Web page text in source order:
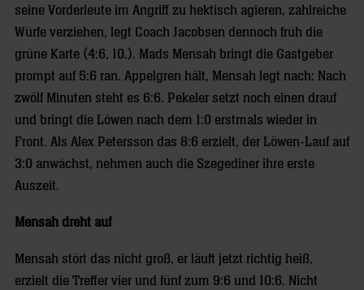
seine Vorderleute im Angriff zu hektisch agieren, zahlreiche
Würfe verziehen, legt Coach Jacobsen dennoch früh die
grüne Karte (4:6, 10.). Mads Mensah bringt die Gastgeber
prompt auf 5:6 ran. Appelgren hält, Mensah legt nach: Nach
zwölf Minuten steht es 6:6. Pekeler setzt noch einen drauf
und bringt die Löwen nach dem 1:0 erstmals wieder in
Front. Als Alex Petersson das 8:6 erzielt, der Löwen-Lauf auf
3:0 anwächst, nehmen auch die Szegediner ihre erste
Auszeit.
Mensah dreht auf
Mensah stört das nicht groß, er läuft jetzt richtig heiß,
erzielt die Treffer vier und fünf zum 9:6 und 10:6. Nicht